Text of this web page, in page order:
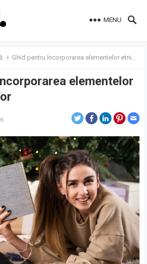
MENU
Ghid pentru încorporarea elementelor etnice în decor
elementelor